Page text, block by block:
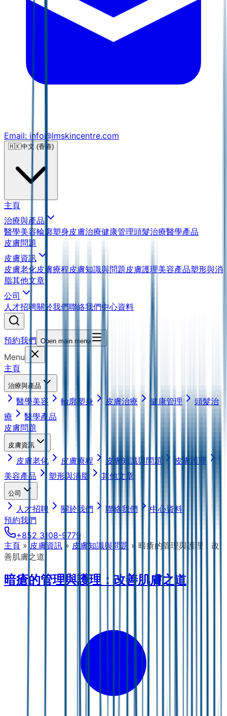
Email: info@lmskincentre.com
🇭🇰中文 (香港)
主頁
治療與產品
醫學美容輪廓塑身皮膚治療健康管理頭髮治療醫學產品
皮膚問題
皮膚資訊
皮膚老化皮膚療程皮膚知識與問題皮膚護理美容產品塑形與消
脂其他文章
公司
人才招聘關於我們聯絡我們中心資料
預約我們 Open main menu
Menu
主頁
治療與產品
醫學美容 輪廓塑身 皮膚治療 健康管理
頭髮治
療
醫學產品
皮膚問題
皮膚資訊
皮膚老化 皮膚療程 皮膚知識與問題
皮膚護理
美容產品
塑形與消脂 其他文章
公司
人才招聘 關於我們 聯絡我們
中心資料
預約我們
+852 3108-9779
主頁 » 皮膚資訊 » 皮膚知識與問題 » 暗瘡的管理與護理：改
善肌膚之道
暗瘡的管理與護理：改善肌膚之道